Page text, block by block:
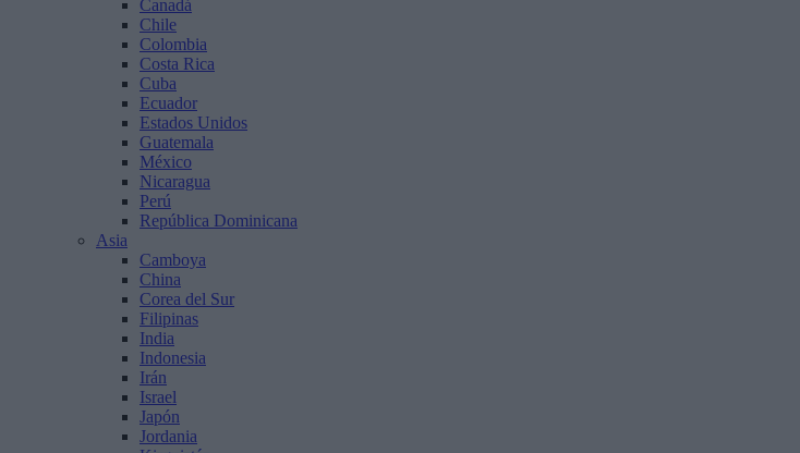
Canadá
Chile
Colombia
Costa Rica
Cuba
Ecuador
Estados Unidos
Guatemala
México
Nicaragua
Perú
República Dominicana
Asia
Camboya
China
Corea del Sur
Filipinas
India
Indonesia
Irán
Israel
Japón
Jordania